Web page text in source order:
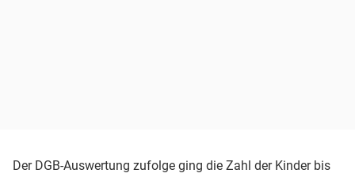
Der DGB-Auswertung zufolge ging die Zahl der Kinder bis